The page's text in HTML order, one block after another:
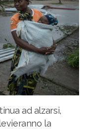
ad alzarsi,
la